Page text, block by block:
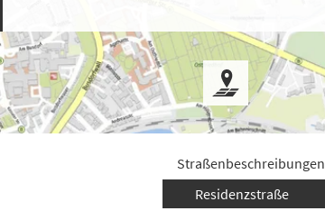
Straßenbeschreibungen
Residenzstraße